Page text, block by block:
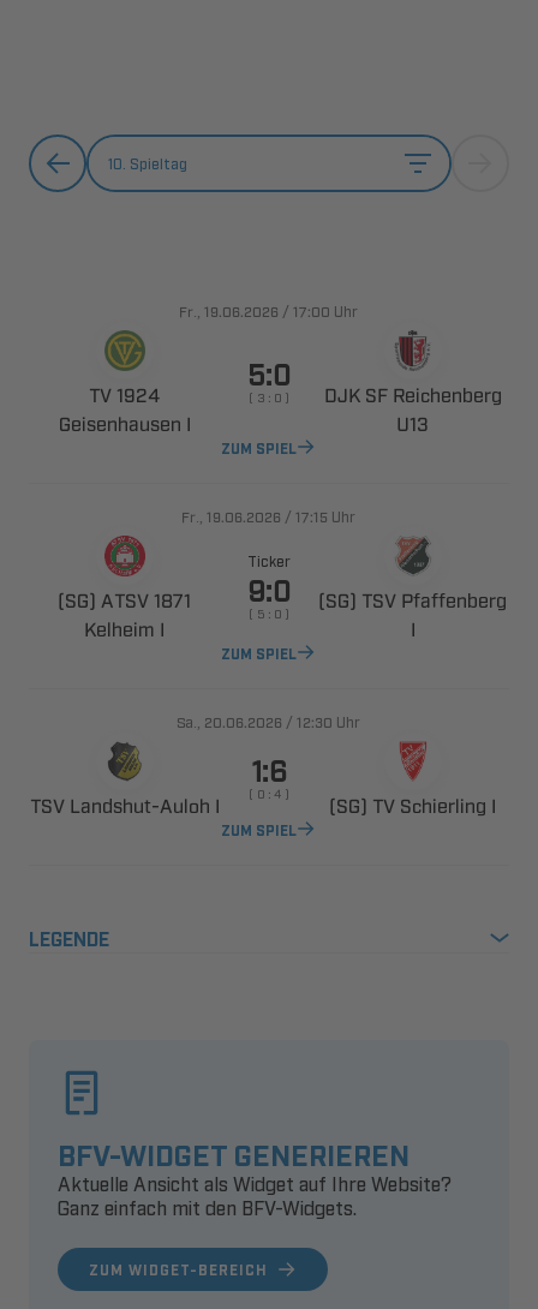
10. Spieltag
.,  / Uhr
 
 

    
  

ZUM SPIEL
.,  / Uhr
  
 
Ticker

    
  

ZUM SPIEL
.,  / Uhr
 ​ 

        
ZUM SPIEL
LEGENDE
BFV-WIDGET GENERIEREN
Aktuelle Ansicht als Widget auf Ihre Website?
Ganz einfach mit den BFV-Widgets.
ZUM WIDGET-BEREICH